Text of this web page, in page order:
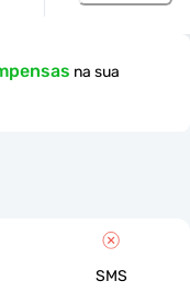
na sua
SMS